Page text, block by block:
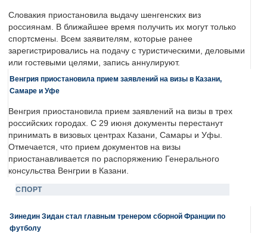
Словакия приостановила выдачу шенгенских виз
россиянам. В ближайшее время получить их могут только
спортсмены. Всем заявителям, которые ранее
зарегистрировались на подачу с туристическими, деловыми
или гостевыми целями, запись аннулируют.
Венгрия приостановила прием заявлений на визы в Казани,
Самаре и Уфе
Венгрия приостановила прием заявлений на визы в трех
российских городах. С 29 июня документы перестанут
принимать в визовых центрах Казани, Самары и Уфы.
Отмечается, что прием документов на визы
приостанавливается по распоряжению Генерального
консульства Венгрии в Казани.
СПОРТ
Зинедин Зидан стал главным тренером сборной Франции по
футболу